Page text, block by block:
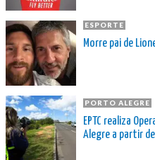
ESPORTE
Morre pai de
PORTO ALEGRE
EPTC realiza
Alegre a partir